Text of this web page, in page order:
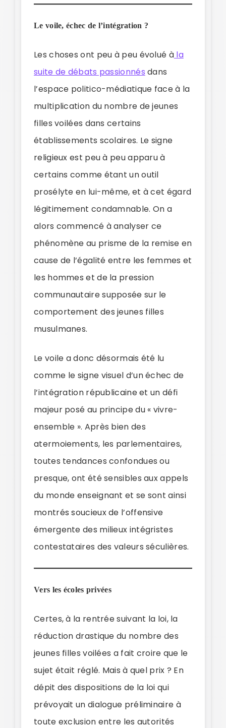
Le voile, échec de l’intégration ?
Les choses ont peu à peu évolué àla
suite de débats passionnés dans
l’espace politico-médiatique face à la
multiplication du nombre de jeunes
filles voilées dans certains
établissements scolaires. Le signe
religieux est peu à peu apparu à
certains comme étant un outil
prosélyte en lui-même, et à cet égard
légitimement condamnable. On a
alors commencé à analyser ce
phénomène au prisme de la remise en
cause de l’égalité entre les femmes et
les hommes et de la pression
communautaire supposée sur le
comportement des jeunes filles
musulmanes.
Le voile a donc désormais été lu
comme le signe visuel d’un échec de
l’intégration républicaine et un défi
majeur posé au principe du « vivre-
ensemble ». Après bien des
atermoiements, les parlementaires,
toutes tendances confondues ou
presque, ont été sensibles aux appels
du monde enseignant et se sont ainsi
montrés soucieux de l’offensive
émergente des milieux intégristes
contestataires des valeurs séculières.
Vers les écoles privées
Certes, à la rentrée suivant la loi, la
réduction drastique du nombre des
jeunes filles voilées a fait croire que le
sujet était réglé. Mais à quel prix ? En
dépit des dispositions de la loi qui
prévoyait un dialogue préliminaire à
toute exclusion entre les autorités